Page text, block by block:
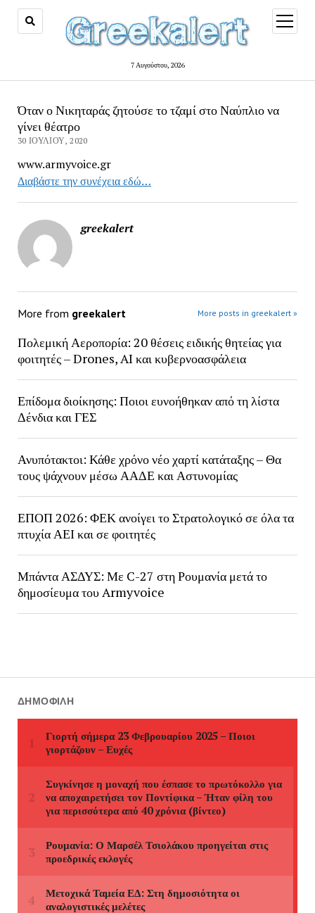
7 Αυγούστου, 2026
open
menu
Όταν ο Νικηταράς ζητούσε το τζαμί στο Ναύπλιο να
γίνει θέατρο
30 ΙΟΥΛΊΟΥ, 2020
www.armyvoice.gr
Διαβάστε την συνέχεια εδώ…
greekalert
More from greekalert More posts in greekalert »
Πολεμική Αεροπορία: 20 θέσεις ειδικής θητείας για
φοιτητές – Drones, AI και κυβερνοασφάλεια
Επίδομα διοίκησης: Ποιοι ευνοήθηκαν από τη λίστα
Δένδια και ΓΕΣ
Ανυπότακτοι: Κάθε χρόνο νέο χαρτί κατάταξης – Θα
τους ψάχνουν μέσω ΑΑΔΕ και Αστυνομίας
ΕΠΟΠ 2026: ΦΕΚ ανοίγει το Στρατολογικό σε όλα τα
πτυχία ΑΕΙ και σε φοιτητές
Μπάντα ΑΣΔΥΣ: Με C-27 στη Ρουμανία μετά το
δημοσίευμα του Armyvoice
ΔΗΜΟΦΙΛΉ